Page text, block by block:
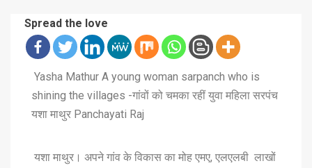
Spread the love
Yasha Mathur A young woman sarpanch who is
shining the villages -गांवों को चमका रहीं युवा महिला सरपंच
यशा माथुर Panchayati Raj
यशा माथुर। अपने गांव के विकास का मोह एमए, एलएलबी लाखों